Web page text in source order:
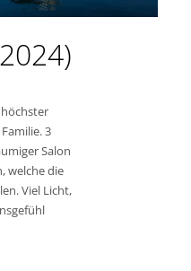
3
Salon
welche die
Viel Licht,